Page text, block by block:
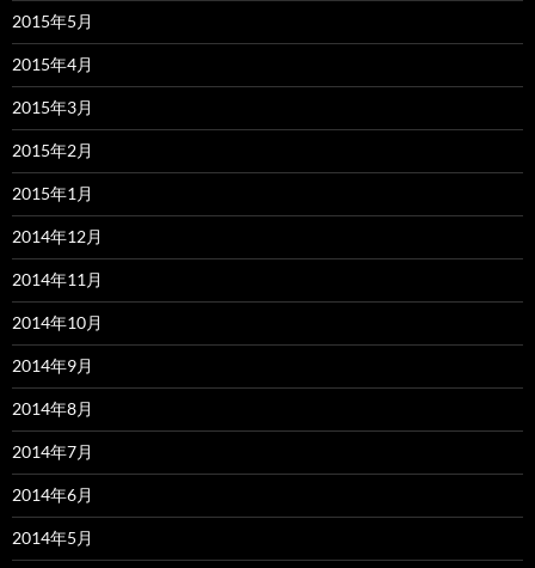
2015年5月
2015年4月
2015年3月
2015年2月
2015年1月
2014年12月
2014年11月
2014年10月
2014年9月
2014年8月
2014年7月
2014年6月
2014年5月